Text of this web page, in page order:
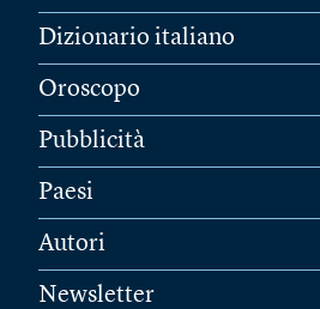
Dizionario italiano
Oroscopo
Pubblicità
Paesi
Autori
Newsletter